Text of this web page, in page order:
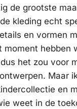
de grootste
kleding echt
en vormen
moment
het zou voor
Maar
en
weet in de